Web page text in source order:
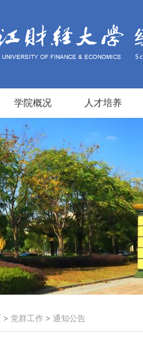
学院概况 人才培养
> 党群工作 > 通知公告